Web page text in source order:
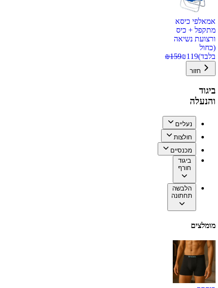
אמאלפי כיסא
מתקפל + כיס
ורצועת נשיאה
(כחול
בלבד)
₪119
₪159
חזור
ביגוד
והנעלה
נעליים
חולצות
מכנסיים
ביגוד
חורף
הלבשה
תחתונה
מומלצים